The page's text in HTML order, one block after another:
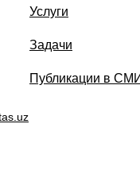
Услуги
Задачи
Публикации в СМИ